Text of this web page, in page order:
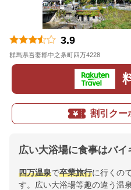
3.9
群馬県吾妻郡中之条町四万4228
割引クー
広い大浴場に食事はバイ
四万温泉で卒業旅行に行くの
す。広い大浴場等趣の違う温